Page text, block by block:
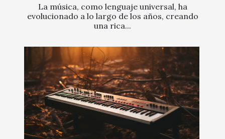
La música, como lenguaje universal, ha
evolucionado a lo largo de los años, creando
una rica...